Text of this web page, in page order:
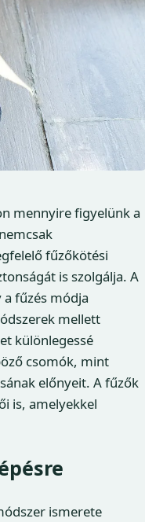
mennyire figyelünk a
fűzőkötési
is szolgálja. A
fűzés módja
mellett
különlegessé
csomók, mint
előnyeit. A fűzők
is, amelyekkel
ismerete